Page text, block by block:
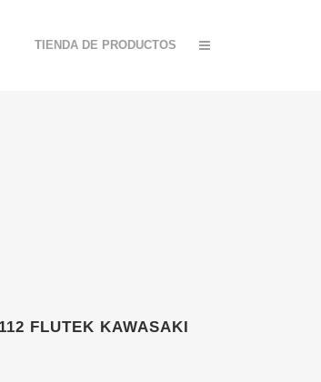
TIENDA DE PRODUCTOS
FLUTEK KAWASAKI